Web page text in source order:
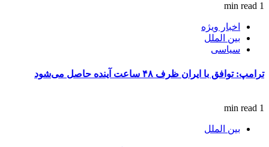
1 min read
اخبار ویژه
بین الملل
سیاسی
ترامپ: توافق با ایران ظرف ۴۸ ساعت آینده حاصل می‌شود
1 min read
بین الملل